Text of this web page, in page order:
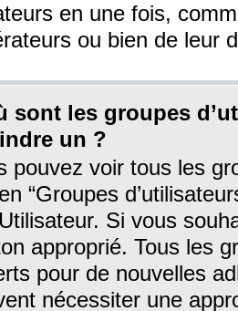
en une fois,
ou bien de leur
sont les groupes
un ?
pouvez voir tous les
“Groupes
Si vous
approprié. Tous les
pour de nouvelles
nécessiter une